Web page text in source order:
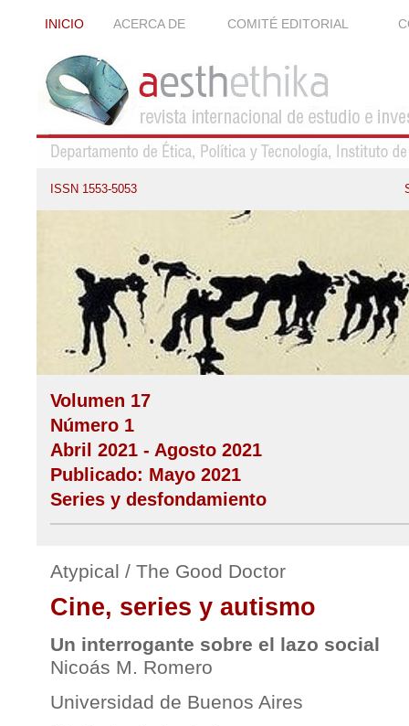
INICIO ACERCA DE COMITÉ EDITORIAL
ISSN 1553-5053
Volumen 17
Número 1
Abril 2021 - Agosto 2021
Publicado: Mayo 2021
Series y desfondamiento
Atypical / The Good Doctor
Cine, series y autismo
Un interrogante sobre el lazo social
Nicoás M. Romero
Universidad de Buenos Aires